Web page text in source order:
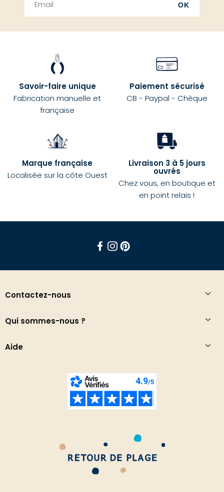
OK
Savoir-faire unique
Fabrication manuelle et
française
Paiement sécurisé
CB - Paypal - Chèque
Marque française
Localisée sur la côte Ouest
Livraison 3 à 5 jours
ouvrés
Chez vous, en boutique et
en point relais !
Contactez-nous
Qui sommes-nous ?
Aide